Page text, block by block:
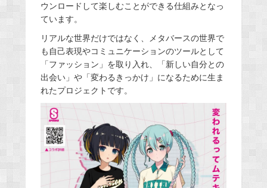
ウンロードして楽しむことができる仕組みとなっ
ています。
リアルな世界だけではなく、メタバースの世界で
も⾃⼰表現やコミュニケーションのツールとして
「ファッション」を取り⼊れ、「新しい⾃分との
出会い」や「変わるきっかけ」になるために⽣ま
れたプロジェクトです。